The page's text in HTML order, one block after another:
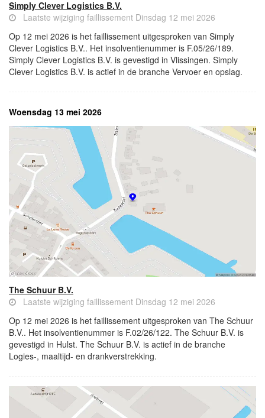
Simply Clever Logistics B.V.
Laatste wijziging faillissement Dinsdag 12 mei 2026
Op 12 mei 2026 is het faillissement uitgesproken van Simply
Clever Logistics B.V.. Het insolventienummer is F.05/26/189.
Simply Clever Logistics B.V. is gevestigd in Vlissingen. Simply
Clever Logistics B.V. is actief in de branche Vervoer en opslag.
Woensdag 13 mei 2026
The Schuur B.V.
Laatste wijziging faillissement Dinsdag 12 mei 2026
Op 12 mei 2026 is het faillissement uitgesproken van The Schuur
B.V.. Het insolventienummer is F.02/26/122. The Schuur B.V. is
gevestigd in Hulst. The Schuur B.V. is actief in de branche
Logies-, maaltijd- en drankverstrekking.